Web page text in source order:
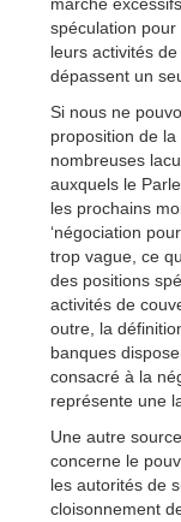
marché
spéculation
leurs activités
dépassent un
Si nous ne
proposition de
nombreuses
auxquels le
les prochains
‘négociation
trop vague, ce
des positions
activités de
outre, la
banques
consacré à la
représente une
Une autre
concerne le
les autorités de
cloisonnement